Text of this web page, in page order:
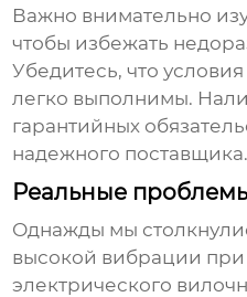
Важно внимательно
чтобы избежать
Убедитесь, что
легко выполнимы.
гарантийных
надежного поставщика.
Реальные
Однажды мы
высокой вибрации при
электрического